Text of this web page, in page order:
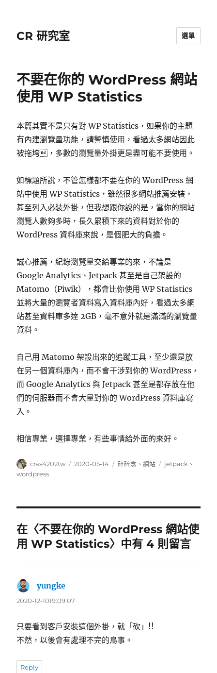
CR 研究室 選單
不要在你的 WordPress 網站
使用 WP Statistics
本篇其實不是只有對 WP Statistics，如果你的主題
有內建瀏覽量功能，請警慎使用，看過太多網站因此
被拖垮，多數的瀏覽量外掛更是盡可能不要使用。
如標題所說，不管怎樣都不要在你的 WordPress 網
站中使用 WP Statistics，雖然很多網站推薦安裝，
甚至列入必裝外掛，但我想跟你說的是，當你的網站
瀏覽人數夠多時，長久累積下來的資料對於你的
WordPress 資料庫來說，是個肥大的負擔。
誠心推薦，紀錄瀏覽量交給專業的來，不論是
Google Analytics、Jetpack 甚至是自己架設的
Matomo（Piwik），都會比你使用 WP Statistics
並將大量的瀏覽者資料寫入資料庫內好，看過太多網
站甚至資料庫多達 2GB，毫不意外就是滿滿的瀏覽量
資料。
自己用 Matomo 架設出來的追蹤工具，至少還是放
在另一個資料庫內，而不會干涉到你的 WordPress，
而 Google Analytics 與 Jetpack 甚至是都存放在他
們的伺服器而不會大量對你的 WordPress 資料庫寫
入。
相信專業，選擇專業，有些事情給外面的來好。
作
者
cras4202tw
發
2020-05-14
分
碎碎念 、網站
標
jetpack 、
wordpress
在〈不要在你的 WordPress 網站使
用 WP Statistics〉中有 4 則留言
yungke
示:
2020-12-1019:09:07
只要看到客戶安裝這個外掛，就「砍」!!
不然，以後會有處理不完的鳥事。
Reply